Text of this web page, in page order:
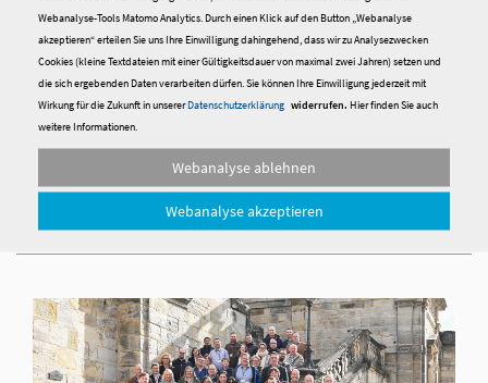
Finden Sie bayernweit Ausbilder in
Webanalyse-Tools Matomo Analytics. Durch einen Klick auf den Button „Webanalyse
akzeptieren“ erteilen Sie uns Ihre Einwilligung dahingehend, dass wir zu Analysezwecken
Cookies (kleine Textdateien mit einer Gültigkeitsdauer von maximal zwei Jahren) setzen und
die sich ergebenden Daten verarbeiten dürfen. Sie können Ihre Einwilligung jederzeit mit
Wirkung für die Zukunft in unsererDatenschutzerklärung widerrufen. Hier finden Sie auch
weitere Informationen.
Webanalyse ablehnen
Webanalyse akzeptieren